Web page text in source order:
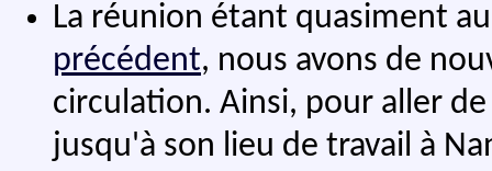
La réunion étant quasiment
précédent, nous avons de
circulation. Ainsi, pour aller
jusqu'à son lieu de travail à